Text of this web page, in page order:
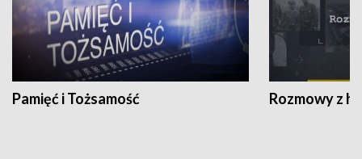
Pamięć i Tożsamość Rozmowy z